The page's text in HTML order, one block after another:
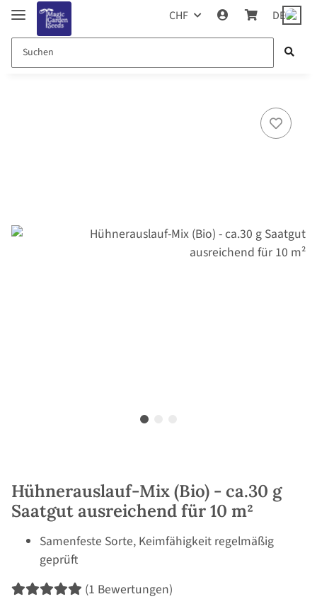
CHF DE
Hühnerauslauf-Mix (Bio) - ca.30 g
Saatgut ausreichend für 10 m²
Samenfeste Sorte, Keimfähigkeit regelmäßig
geprüft
(1 Bewertungen)